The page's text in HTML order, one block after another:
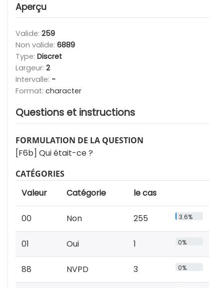
Aperçu
Valide: 259
Non valide: 6889
Type: Discret
Largeur: 2
Intervalle: -
Format: character
Questions et instructions
FORMULATION DE LA QUESTION
[F6b] Qui était-ce ?
CATÉGORIES
Valeur Catégorie le cas
00 Non 255 3.6%
01 Oui 1 0%
88 NVPD 3 0%